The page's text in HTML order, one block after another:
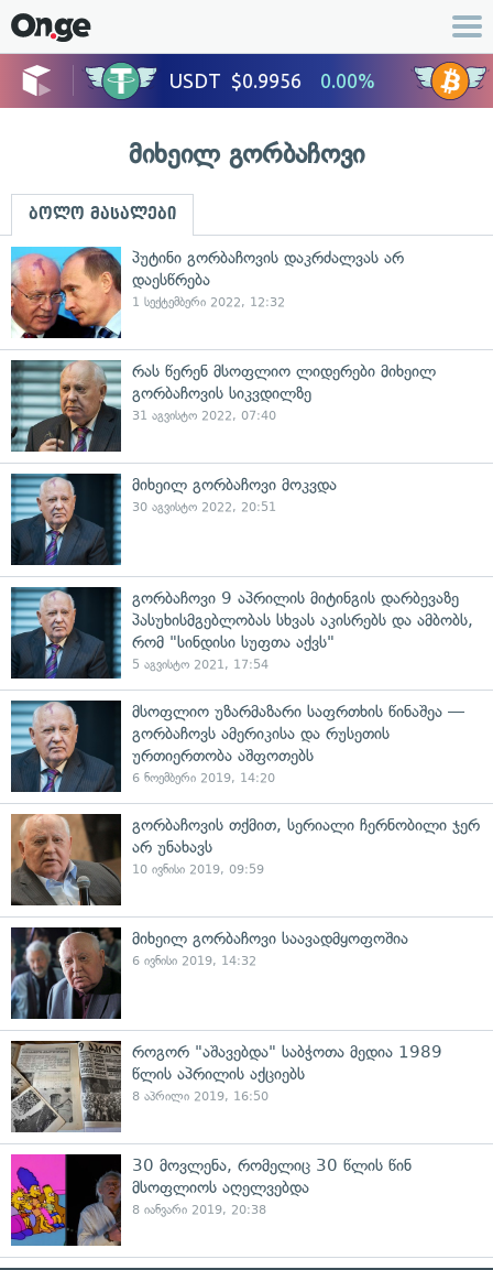
მიხეილ გორბაჩოვი
ბოლო მასალები
პუტინი გორბაჩოვის დაკრძალვას არ
დაესწრება
1 სექტემბერი 2022, 12:32
რას წერენ მსოფლიო ლიდერები მიხეილ
გორბაჩოვის სიკვდილზე
31 აგვისტო 2022, 07:40
მიხეილ გორბაჩოვი მოკვდა
30 აგვისტო 2022, 20:51
გორბაჩოვი 9 აპრილის მიტინგის დარბევაზე
პასუხისმგებლობას სხვას აკისრებს და ამბობს,
რომ "სინდისი სუფთა აქვს"
5 აგვისტო 2021, 17:54
მსოფლიო უზარმაზარი საფრთხის წინაშეა —
გორბაჩოვს ამერიკისა და რუსეთის
ურთიერთობა აშფოთებს
6 ნოემბერი 2019, 14:20
გორბაჩოვის თქმით, სერიალი ჩერნობილი ჯერ
არ უნახავს
10 ივნისი 2019, 09:59
მიხეილ გორბაჩოვი საავადმყოფოშია
6 ივნისი 2019, 14:32
როგორ "აშავებდა" საბჭოთა მედია 1989
წლის აპრილის აქციებს
8 აპრილი 2019, 16:50
30 მოვლენა, რომელიც 30 წლის წინ
მსოფლიოს აღელვებდა
8 იანვარი 2019, 20:38